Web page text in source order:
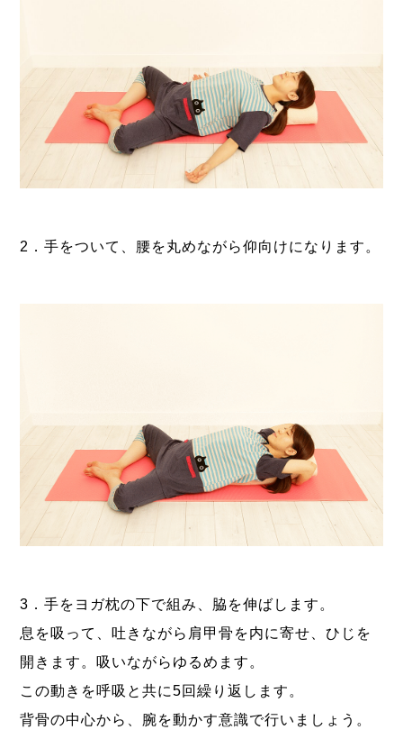
2．手をついて、腰を丸めながら仰向けになります。
3．手をヨガ枕の下で組み、脇を伸ばします。
息を吸って、吐きながら肩甲骨を内に寄せ、ひじを
開きます。吸いながらゆるめます。
この動きを呼吸と共に5回繰り返します。
背骨の中心から、腕を動かす意識で行いましょう。